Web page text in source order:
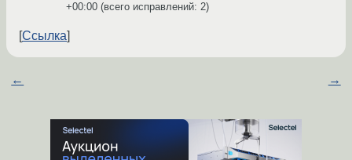
+00:00 (всего исправлений: 2)
Ссылка
← →